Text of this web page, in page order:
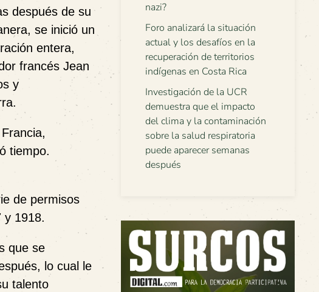
después de su
se inició un
entera,
francés Jean
y
tiempo.
de permisos
y 1918.
que se
lo cual le
talento
nazi?
Foro analizará la situación
actual y los desafíos en la
recuperación de territorios
indígenas en Costa Rica
Investigación de la UCR
demuestra que el impacto
del clima y la contaminación
sobre la salud respiratoria
puede aparecer semanas
después